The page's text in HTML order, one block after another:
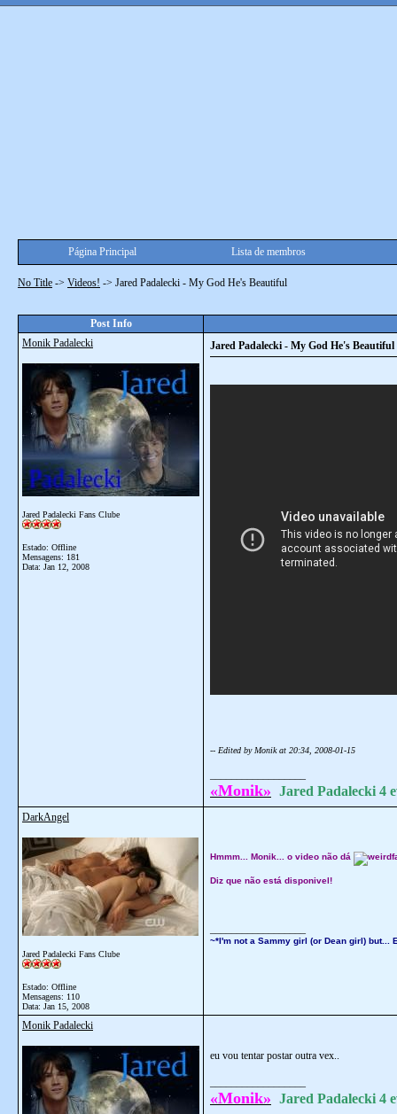
Página Principal Lista de membros
No Title -> Videos! -> Jared Padalecki - My God He's Beautiful
Post Info
Monik Padalecki
Jared Padalecki Fans Clube
Estado: Offline
Mensagens: 181
Data: Jan 12, 2008
Jared Padalecki - My God He's Beautiful
-- Edited by Monik at 20:34, 2008-01-15
«Monik» Jared Padalecki 4
DarkAngel
Jared Padalecki Fans Clube
Estado: Offline
Mensagens: 110
Data: Jan 15, 2008
Hmmm... Monik... o video não dá
Diz que não está disponivel!
~*I'm not a Sammy girl (or Dean girl) but...
Monik Padalecki
eu vou tentar postar outra vex..
«Monik» Jared Padalecki 4